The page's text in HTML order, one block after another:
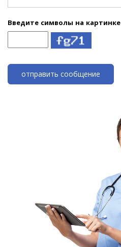
Введите символы на картинке
отправить сообщение